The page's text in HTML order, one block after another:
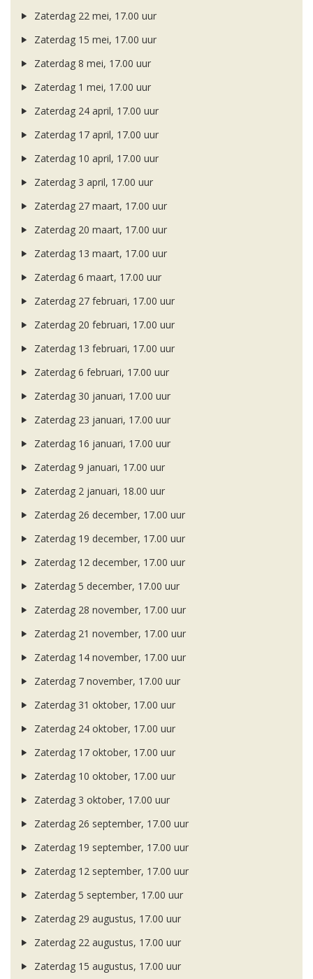
Zaterdag 22 mei, 17.00 uur
Zaterdag 15 mei, 17.00 uur
Zaterdag 8 mei, 17.00 uur
Zaterdag 1 mei, 17.00 uur
Zaterdag 24 april, 17.00 uur
Zaterdag 17 april, 17.00 uur
Zaterdag 10 april, 17.00 uur
Zaterdag 3 april, 17.00 uur
Zaterdag 27 maart, 17.00 uur
Zaterdag 20 maart, 17.00 uur
Zaterdag 13 maart, 17.00 uur
Zaterdag 6 maart, 17.00 uur
Zaterdag 27 februari, 17.00 uur
Zaterdag 20 februari, 17.00 uur
Zaterdag 13 februari, 17.00 uur
Zaterdag 6 februari, 17.00 uur
Zaterdag 30 januari, 17.00 uur
Zaterdag 23 januari, 17.00 uur
Zaterdag 16 januari, 17.00 uur
Zaterdag 9 januari, 17.00 uur
Zaterdag 2 januari, 18.00 uur
Zaterdag 26 december, 17.00 uur
Zaterdag 19 december, 17.00 uur
Zaterdag 12 december, 17.00 uur
Zaterdag 5 december, 17.00 uur
Zaterdag 28 november, 17.00 uur
Zaterdag 21 november, 17.00 uur
Zaterdag 14 november, 17.00 uur
Zaterdag 7 november, 17.00 uur
Zaterdag 31 oktober, 17.00 uur
Zaterdag 24 oktober, 17.00 uur
Zaterdag 17 oktober, 17.00 uur
Zaterdag 10 oktober, 17.00 uur
Zaterdag 3 oktober, 17.00 uur
Zaterdag 26 september, 17.00 uur
Zaterdag 19 september, 17.00 uur
Zaterdag 12 september, 17.00 uur
Zaterdag 5 september, 17.00 uur
Zaterdag 29 augustus, 17.00 uur
Zaterdag 22 augustus, 17.00 uur
Zaterdag 15 augustus, 17.00 uur